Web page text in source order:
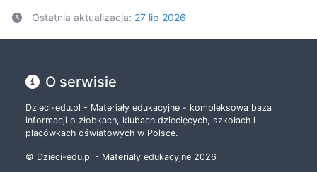
Ostatnia aktualizacja: 27 lip 2026
O serwisie
Dzieci-edu.pl - Materiały edukacyjne - kompleksowa baza
informacji o żłobkach, klubach dziecięcych, szkołach i
placówkach oświatowych w Polsce.
© Dzieci-edu.pl - Materiały edukacyjne 2026